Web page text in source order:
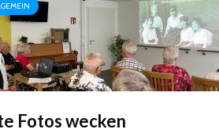
Fotos wecken